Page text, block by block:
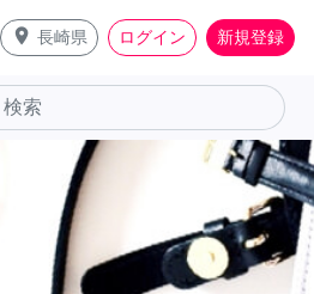
place 長崎県 ログイン 新規登録